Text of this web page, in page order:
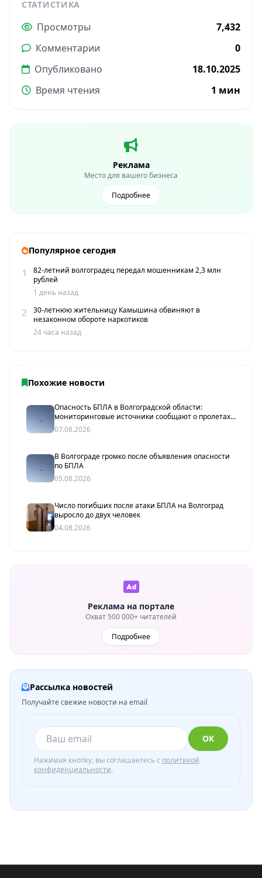
СТАТИСТИКА
Просмотры
7,432
Комментарии
0
Опубликовано
18.10.2025
Время чтения
1 мин
Реклама
Место для вашего бизнеса
Подробнее
Популярное сегодня
1
82-летний волгоградец передал мошенникам 2,3 млн
рублей
1 день назад
2
30-летнюю жительницу Камышина обвиняют в
незаконном обороте наркотиков
24 часа назад
Похожие новости
Опасность БПЛА в Волгоградской области:
мониторинговые источники сообщают о пролетах
беспилотников
07.08.2026
В Волгограде громко после объявления опасности
по БПЛА
05.08.2026
Число погибших после атаки БПЛА на Волгоград
выросло до двух человек
04.08.2026
Реклама на портале
Охват 500 000+ читателей
Подробнее
Рассылка новостей
Получайте свежие новости на email
ОК
Нажимая кнопку, вы соглашаетесь с политикой
конфиденциальности.